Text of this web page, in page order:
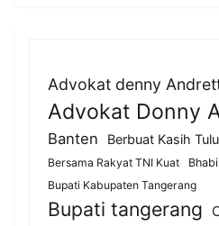
Advokat denny
Advokat Donny
Banten Berbuat Kasih
Bersama Rakyat TNI Kuat
Bupati Kabupaten Tangerang
Bupati tangerang